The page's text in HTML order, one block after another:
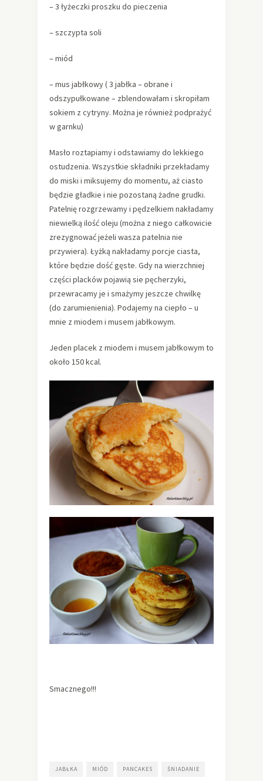
– 3 łyżeczki proszku do pieczenia
– szczypta soli
– miód
– mus jabłkowy ( 3 jabłka – obrane i
odszypułkowane – zblendowałam i skropiłam
sokiem z cytryny. Można je również podprażyć
w garnku)
Masło roztapiamy i odstawiamy do lekkiego
ostudzenia. Wszystkie składniki przekładamy
do miski i miksujemy do momentu, aż ciasto
będzie gładkie i nie pozostaną żadne grudki.
Patelnię rozgrzewamy i pędzelkiem nakładamy
niewielką ilość oleju (można z niego całkowicie
zrezygnować jeżeli wasza patelnia nie
przywiera). Łyżką nakładamy porcje ciasta,
które będzie dość gęste. Gdy na wierzchniej
części placków pojawią sie pęcherzyki,
przewracamy je i smażymy jeszcze chwilkę
(do zarumienienia). Podajemy na ciepło – u
mnie z miodem i musem jabłkowym.
Jeden placek z miodem i musem jabłkowym to
około 150 kcal.
Smacznego!!!
JABŁKA MIÓD PANCAKES ŚNIADANIE